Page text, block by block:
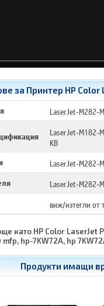
за Принтер HP Color
LaserJet-M282-
LaserJet-M182-
KB
LaserJet-M282-
LaserJet-M282-
виж/изтегли от
като HP Color
hp-7KW72A, hp
Продукти имащи